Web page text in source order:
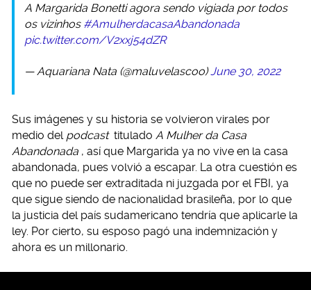
A Margarida Bonetti agora sendo vigiada por todos
os vizinhos #AmulherdacasaAbandonada
pic.twitter.com/V2xxj54dZR
— Aquariana Nata (@maluvelascoo)June 30, 2022
Sus imágenes y su historia se volvieron virales por
medio del podcast titulado A Mulher da Casa
Abandonada , así que Margarida ya no vive en la casa
abandonada, pues volvió a escapar. La otra cuestión es
que no puede ser extraditada ni juzgada por el FBI, ya
que sigue siendo de nacionalidad brasileña, por lo que
la justicia del país sudamericano tendría que aplicarle la
ley. Por cierto, su esposo pagó una indemnización y
ahora es un millonario.